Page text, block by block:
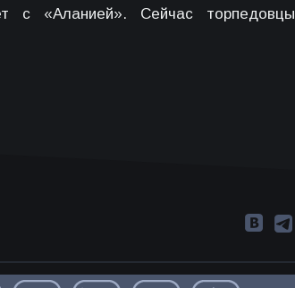
с «Аланией». Сейчас торпедовцы